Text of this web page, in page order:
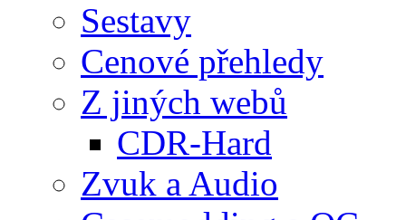
Sestavy
Cenové přehledy
Z jiných webů
CDR-Hard
Zvuk a Audio